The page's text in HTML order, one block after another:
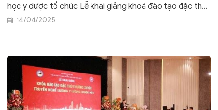
học y dược tổ chức Lễ khai giảng khoá đào tạo đặc thù
thường xuyên truyền nghề lương y- lương dược.
14/04/2025